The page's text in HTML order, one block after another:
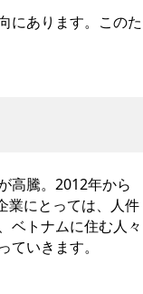
にあります。このた
高騰。2012年から
業にとっては、人件
ベトナムに住む人々
いきます。